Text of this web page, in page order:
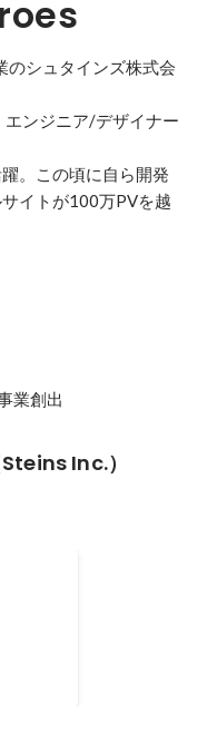
シュタインズ株式会
ンジニア/デザイナー
。この頃に自ら開発
イトが100万PVを越
業創出
Inc.）